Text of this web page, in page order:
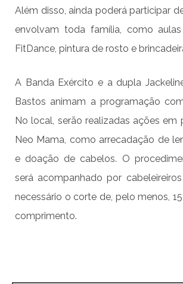
Além disso, ainda poderá participar
envolvam toda família, como
FitDance, pintura de rosto e
A Banda Exército e a dupla
Bastos animam a programação
No local, serão realizadas ações
Neo Mama, como arrecadação de
e doação de cabelos. O
será acompanhado por
necessário o corte de, pelo menos,
comprimento.